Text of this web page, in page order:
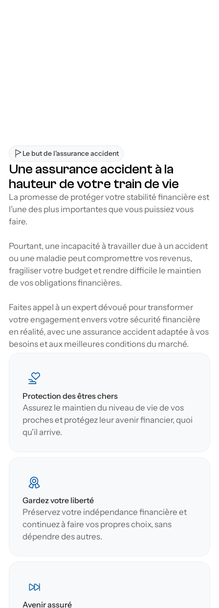
Le but de l'assurance accident
Une assurance accident à la
hauteur de votre train de vie
La promesse de protéger votre stabilité financière est
l'une des plus importantes que vous puissiez vous
faire.
Pourtant, une incapacité à travailler due à un accident
ou une maladie peut compromettre vos revenus,
fragiliser votre budget et rendre difficile le maintien
de vos obligations financières.
Faites appel à un expert dévoué pour transformer
votre engagement envers votre sécurité financière
en réalité, avec une assurance accident adaptée à vos
besoins et aux meilleures conditions du marché.
Protection des êtres chers
Assurez le maintien du niveau de vie de vos
proches et protégez leur avenir financier, quoi
qu'il arrive.
Gardez votre liberté
Préservez votre indépendance financière et
continuez à faire vos propres choix, sans
dépendre des autres.
Avenir assuré